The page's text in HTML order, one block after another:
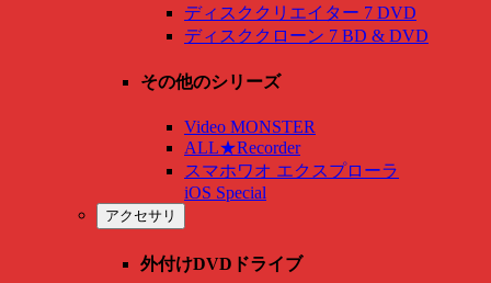
ディスククリエイター 7 DVD
ディスククローン 7 BD & DVD
その他のシリーズ
Video MONSTER
ALL★Recorder
スマホワオ エクスプローラ
iOS Special
アクセサリ
外付けDVDドライブ